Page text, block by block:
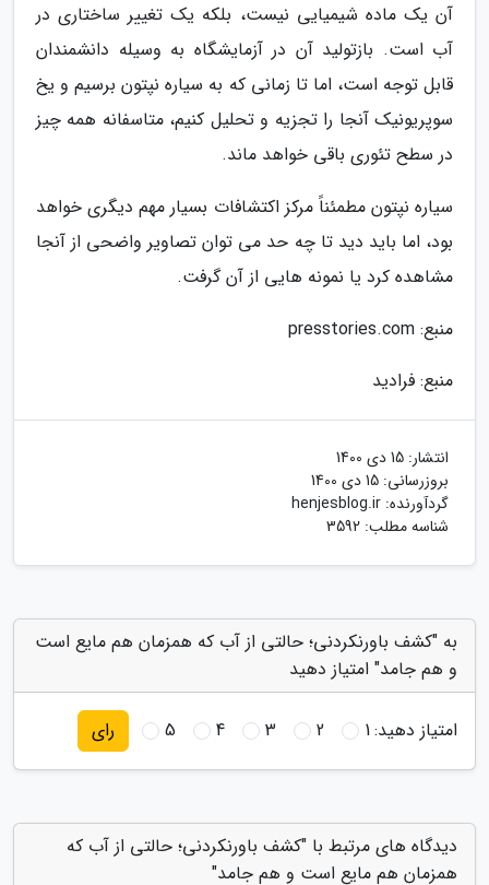
آن یک ماده شیمیایی نیست، بلکه یک تغییر ساختاری در
آب است. بازتولید آن در آزمایشگاه به وسیله دانشمندان
قابل توجه است، اما تا زمانی که به سیاره نپتون برسیم و یخ
سوپریونیک آنجا را تجزیه و تحلیل کنیم، متاسفانه همه چیز
در سطح تئوری باقی خواهد ماند.
سیاره نپتون مطمئناً مرکز اکتشافات بسیار مهم دیگری خواهد
بود، اما باید دید تا چه حد می توان تصاویر واضحی از آنجا
مشاهده کرد یا نمونه هایی از آن گرفت.
منبع: presstories.com
منبع: فرادید
انتشار: 15 دی 1400
بروزرسانی: 15 دی 1400
گردآورنده: henjesblog.ir
شناسه مطلب: 3592
به "کشف باورنکردنی؛ حالتی از آب که همزمان هم مایع است
و هم جامد" امتیاز دهید
امتیاز دهید:1
2
3
4
5 رای
دیدگاه های مرتبط با "کشف باورنکردنی؛ حالتی از آب که
همزمان هم مایع است و هم جامد"